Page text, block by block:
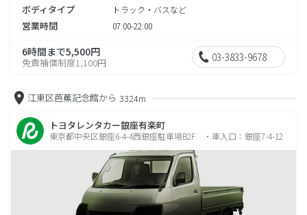
ボディタイプ トラック・バスなど
営業時間 07:00-22:00
6時間まで5,500円
免責補償制度1,100円 03-3833-9678
江東区芭蕉記念館から 3324m
トヨタレンタカー銀座有楽町
東京都中央区銀座6-4-4西銀座駐車場B2F ・車入口：銀座7-4-12